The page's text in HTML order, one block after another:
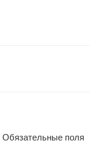
Обязательные поля